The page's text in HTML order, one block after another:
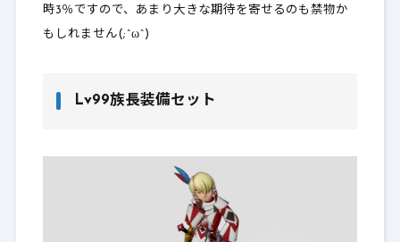
時3％ ですので、あまり大きな期待を寄せるのも禁物か
もしれません(;^ω^)
Lv99族長装備セット